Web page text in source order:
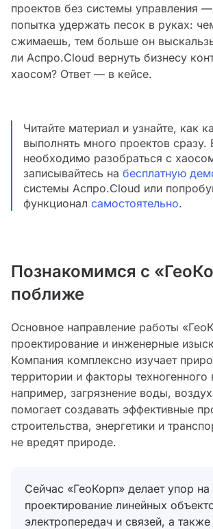
проектов без системы управления
попытка удержать песок в руках:
сжимаешь, тем больше он
ли Аспро.Cloud вернуть бизнесу
хаосом? Ответ — в кейсе.
Читайте материал и узнайте, как
выполнять много проектов
необходимо разобраться с
записывайтесь на бесплатную
системы Аспро.Cloud или
функционал самостоятельно.
Познакомимся с
поближе
Основное направление работы
проектирование и инженерные
Компания комплексно изучает
территории и факторы техногенного
например, загрязнение воды,
помогает создавать эффективные
строительства, энергетики и
не вредят природе.
Сейчас «ГеоКорп» делает упор на
проектирование линейных
электропередач и связей, а также